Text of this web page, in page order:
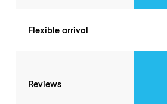
Flexible arrival
Reviews